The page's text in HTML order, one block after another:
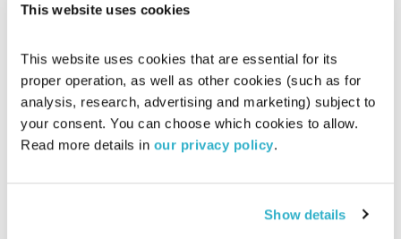
This website uses cookies
This website uses cookies that are essential for its
proper operation, as well as other cookies (such as for
analysis, research, advertising and marketing) subject to
your consent. You can choose which cookies to allow.
Read more details in our privacy policy.
Show details